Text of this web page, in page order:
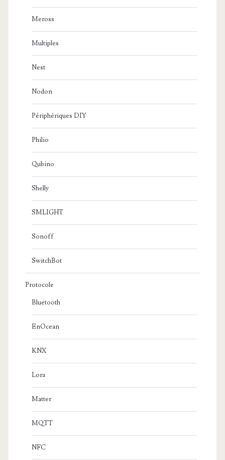
Meross
Multiples
Nest
Nodon
Périphériques DIY
Philio
Qubino
Shelly
SMLIGHT
Sonoff
SwitchBot
Protocole
Bluetooth
EnOcean
KNX
Lora
Matter
MQTT
NFC